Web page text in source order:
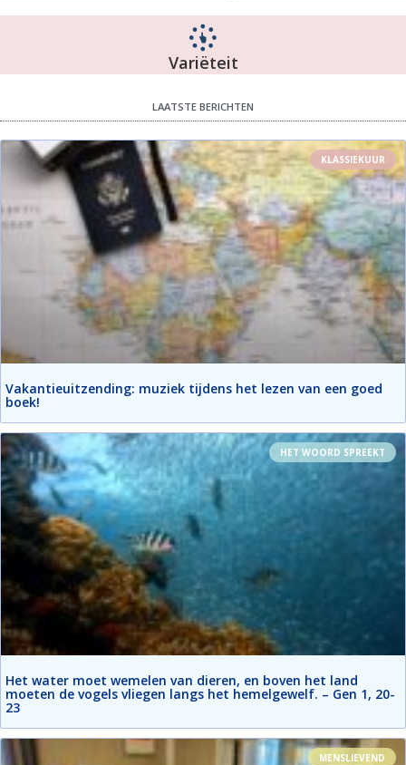
Variëteit
LAATSTE BERICHTEN
KLASSIEKUUR
Vakantieuitzending: muziek tijdens het lezen van een goed
boek!
HET WOORD SPREEKT
Het water moet wemelen van dieren, en boven het land
moeten de vogels vliegen langs het hemelgewelf. – Gen 1, 20-
23
MENSLIEVEND